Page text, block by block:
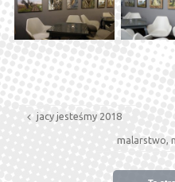
jacy jesteśmy 2018
malarstwo,